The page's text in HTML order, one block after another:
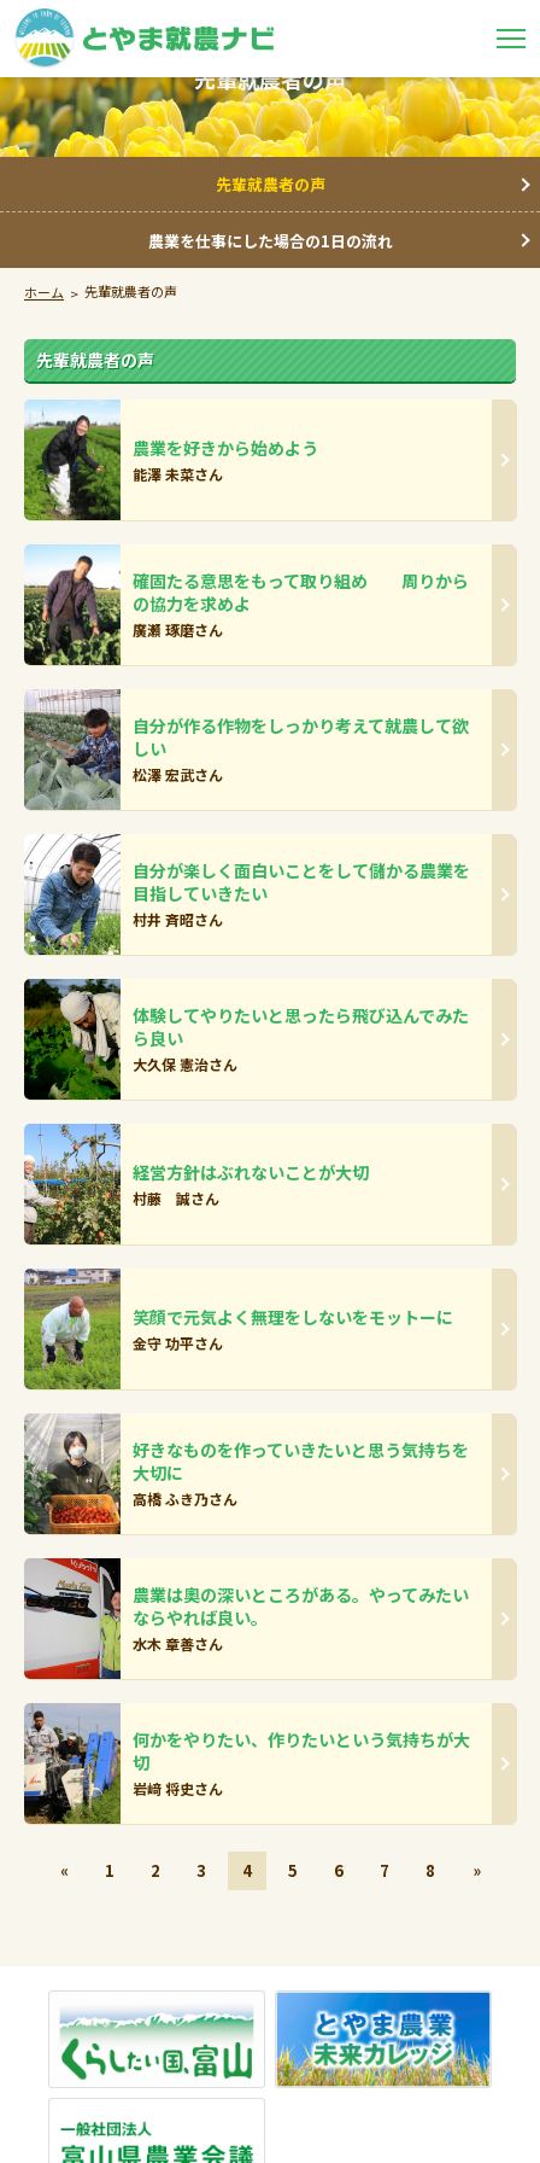
先輩就農者の声
先輩就農者の声
農業を仕事にした場合の1日の流れ
ホーム 先輩就農者の声
先輩就農者の声
農業を好きから始めよう
能澤 未菜さん
確固たる意思をもって取り組め 周りから
の協力を求めよ
廣瀬 琢磨さん
自分が作る作物をしっかり考えて就農して欲
しい
松澤 宏武さん
自分が楽しく面白いことをして儲かる農業を
目指していきたい
村井 斉昭さん
体験してやりたいと思ったら飛び込んでみた
ら良い
大久保 憲治さん
経営方針はぶれないことが大切
村藤 誠さん
笑顔で元気よく無理をしないをモットーに
金守 功平さん
好きなものを作っていきたいと思う気持ちを
大切に
高橋 ふき乃さん
農業は奧の深いところがある。やってみたい
ならやれば良い。
水木 章善さん
何かをやりたい、作りたいという気持ちが大
切
岩﨑 将史さん
« 1 2 3 4 5 6 7 8 »